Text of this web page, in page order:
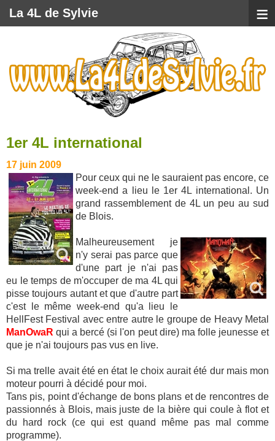
1er 4L international
17 juin 2009
Pour ceux qui ne le sauraient pas encore, ce
week-end a lieu le 1er 4L international. Un
grand rassemblement de 4L un peu au sud
de Blois.
Malheureusement je
n'y serai pas parce que
d'une part je n'ai pas
eu le temps de m'occuper de ma 4L qui
pisse toujours autant et que d'autre part
c'est le même week-end qu'a lieu le
HellFest Festival avec entre autre le groupe de Heavy Metal
ManOwaR qui a bercé (si l'on peut dire) ma folle jeunesse et
que je n'ai toujours pas vus en live.
Si ma trelle avait été en état le choix aurait été dur mais mon
moteur pourri à décidé pour moi.
Tans pis, point d'échange de bons plans et de rencontres de
passionnés à Blois, mais juste de la bière qui coule à flot et
du hard rock (ce qui est quand même pas mal comme
programme).
La 4L de Sylvie ≡